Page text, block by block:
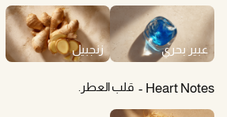
عبير بحري زنجبيل
Heart Notes قلب العطر.